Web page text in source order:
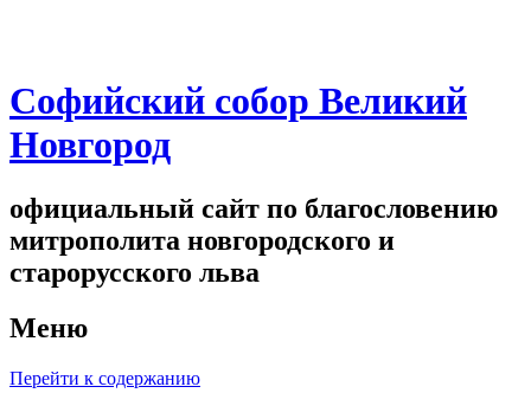
Софийский собор Великий
Новгород
официальный сайт по благословению
митрополита новгородского и
старорусского льва
Меню
Перейти к содержанию